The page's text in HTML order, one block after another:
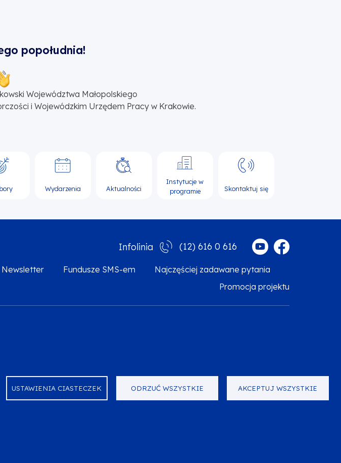
USTAWIENIA CIASTECZEK ODRZUĆ WSZYSTKIE AKCEPTUJ WSZYSTKIE
popołudnia!
Województwa Małopolskiego
i Wojewódzkim Urzędem Pracy w Krakowie.
Wydarzenia Aktualności
Instytucje w
programie
Skontaktuj się
Infolinia (12) 616 0 616
Newsletter Fundusze SMS-em
Najczęściej zadawane pytania
Promocja projektu
2021-2027.